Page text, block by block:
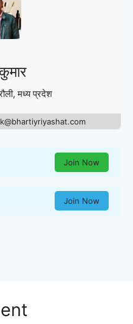
मध्य प्रदेश
Join Now
Join Now